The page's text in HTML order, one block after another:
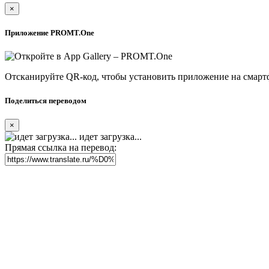
×
Приложение PROMT.One
Отсканируйте QR-код, чтобы установить приложение на
Поделиться переводом
×
идет загрузка...
Прямая ссылка на перевод: